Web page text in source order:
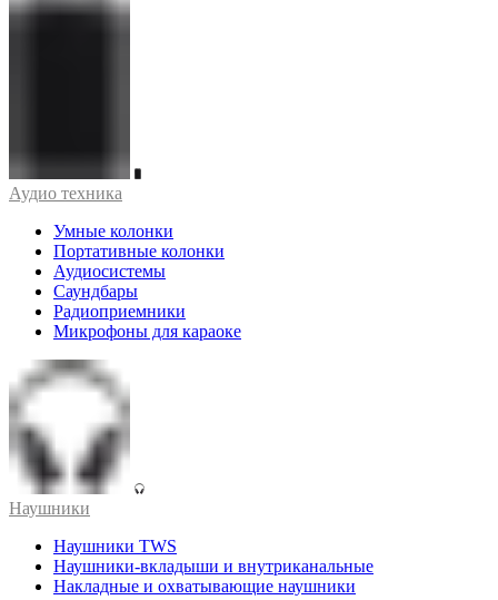
Аудио техника
Умные колонки
Портативные колонки
Аудиосистемы
Саундбары
Радиоприемники
Микрофоны для караоке
Наушники
Наушники TWS
Наушники-вкладыши и внутриканальные
Накладные и охватывающие наушники